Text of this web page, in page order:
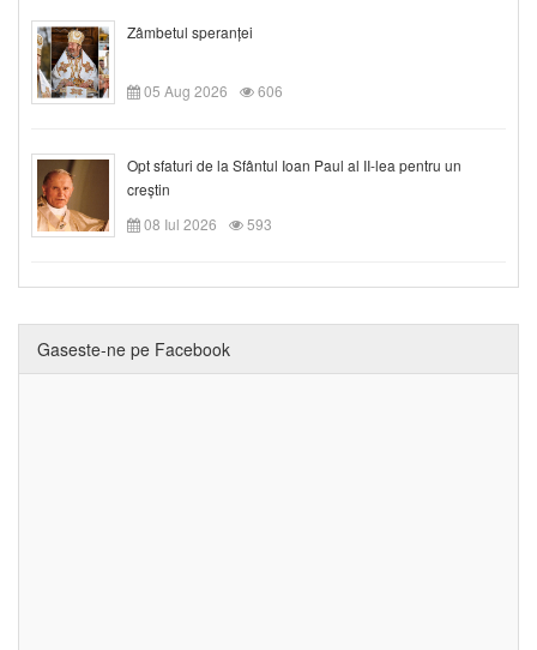
Zâmbetul speranței
05 Aug 2026 606
Opt sfaturi de la Sfântul Ioan Paul al II-lea pentru un
creștin
08 Iul 2026
593
Gaseste-ne pe Facebook